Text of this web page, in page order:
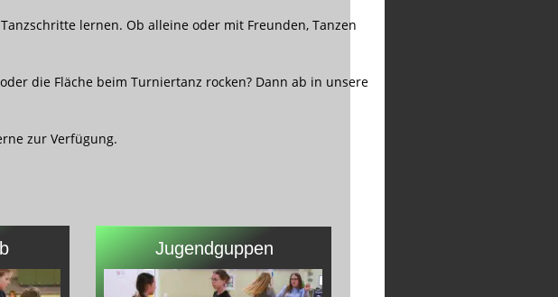
lernen. Ob alleine oder mit Freunden, Tanzen
die Fläche beim Turniertanz rocken? Dann ab in unsere
zur Verfügung.
Jugendguppen